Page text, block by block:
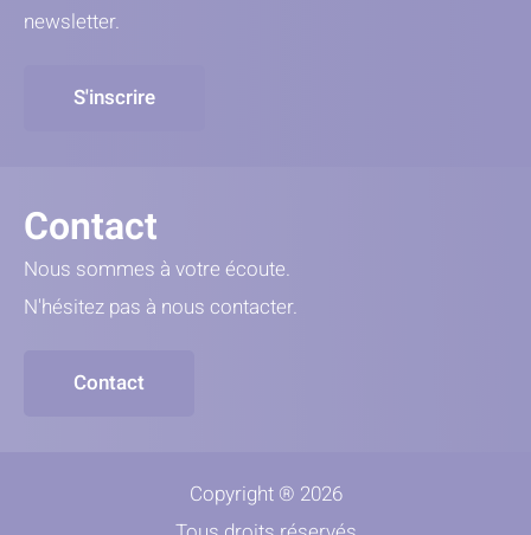
newsletter.
S'inscrire
Contact
Nous sommes à votre écoute.
N'hésitez pas à nous contacter.
Contact
Copyright ® 2026